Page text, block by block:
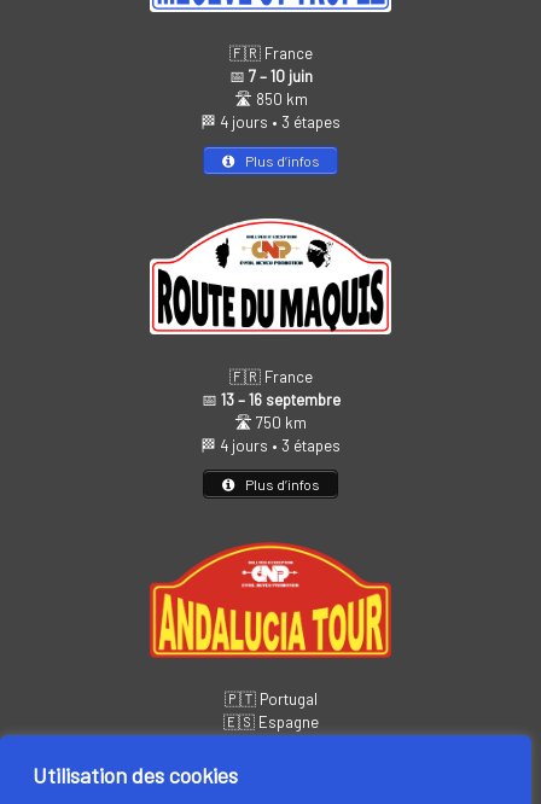
Utilisation des cookies
🇫🇷 France
📅 7 – 10 juin
🛣️ 850 km
🏁 4 jours • 3 étapes
Plus d’infos
🇫🇷 France
📅 13 – 16 septembre
🛣️ 750 km
🏁 4 jours • 3 étapes
Plus d’infos
🇵🇹 Portugal
🇪🇸 Espagne
🏁 6 jours • 5 étapes